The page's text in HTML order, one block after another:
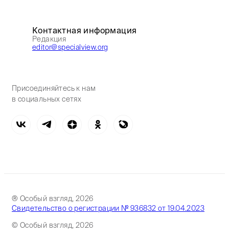
Контактная информация
Редакция
editor@specialview.org
Присоединяйтесь к нам
в социальных сетях
® Особый взгляд, 2026
Свидетельство о регистрации № 936832 от 19.04.2023
© Особый взгляд, 2026